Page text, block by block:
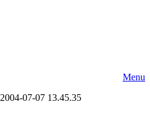
Menu
2004-07-07 13.45.35